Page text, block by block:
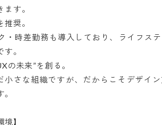
す。
推奨。
時差勤務も導入しており、ライフス
。
の未来”を創る。
さな組織ですが、だからこそデザイ
境】